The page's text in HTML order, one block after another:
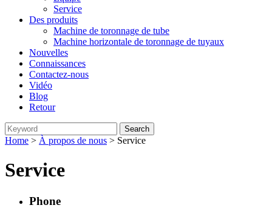
Service
Des produits
Machine de toronnage de tube
Machine horizontale de toronnage de tuyaux
Nouvelles
Connaissances
Contactez-nous
Vidéo
Blog
Retour
Home > À propos de nous > Service
Service
Phone